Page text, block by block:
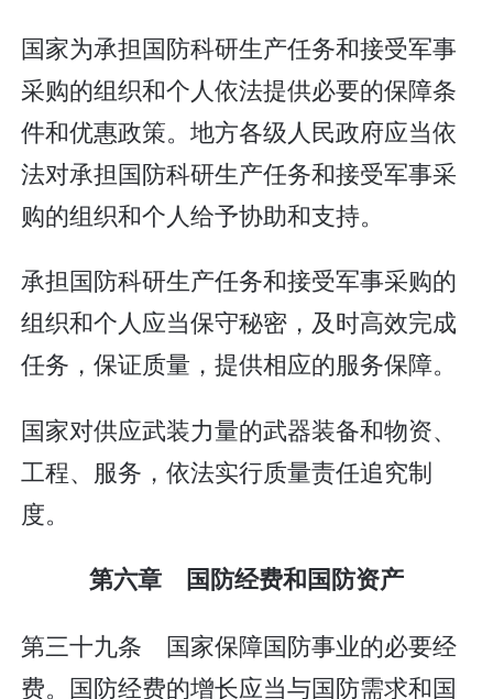
国家为承担国防科研生产任务和接受军事
采购的组织和个人依法提供必要的保障条
件和优惠政策。地方各级人民政府应当依
法对承担国防科研生产任务和接受军事采
购的组织和个人给予协助和支持。
承担国防科研生产任务和接受军事采购的
组织和个人应当保守秘密，及时高效完成
任务，保证质量，提供相应的服务保障。
国家对供应武装力量的武器装备和物资、
工程、服务，依法实行质量责任追究制
度。
第六章 国防经费和国防资产
第三十九条 国家保障国防事业的必要经
费。国防经费的增长应当与国防需求和国